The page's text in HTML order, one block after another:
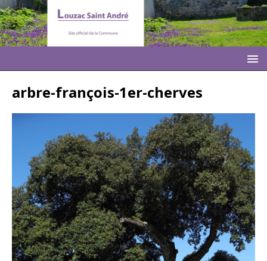
arbre-françois-1er-cherves